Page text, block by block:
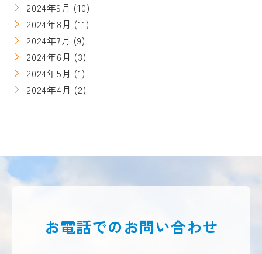
2024年9月 (10)
2024年8月 (11)
2024年7月 (9)
2024年6月 (3)
2024年5月 (1)
2024年4月 (2)
お電話でのお問い合わせ